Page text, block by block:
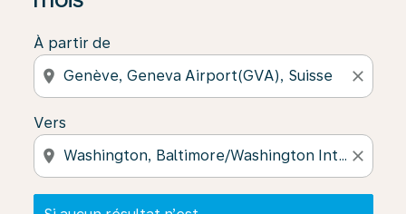
À partir de
location_on close
Vers
location_on close